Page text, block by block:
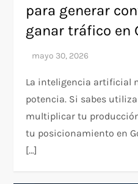
para generar
ganar tráfico en
La inteligencia artificial
potencia. Si sabes
multiplicar tu
tu posicionamiento en
[…]